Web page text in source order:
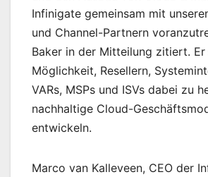
Infinigate gemeinsam mit
und Channel-Partnern
Baker in der Mitteilung zitiert.
Möglichkeit, Resellern,
VARs, MSPs und ISVs dabei zu
nachhaltige Cloud-
entwickeln.
Marco van Kalleveen, CEO der